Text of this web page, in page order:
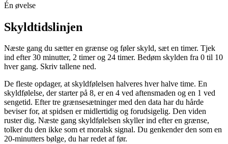
Én øvelse
Skyldtidslinjen
Næste gang du sætter en grænse og føler skyld, sæt en timer. Tjek
ind efter 30 minutter, 2 timer og 24 timer. Bedøm skylden fra 0 til 10
hver gang. Skriv tallene ned.
De fleste opdager, at skyldfølelsen halveres hver halve time. En
skyldfølelse, der starter på 8, er en 4 ved aftensmaden og en 1 ved
sengetid. Efter tre grænsesætninger med den data har du hårde
beviser for, at spidsen er midlertidig og forudsigelig. Den viden
ruster dig. Næste gang skyldfølelsen skyller ind efter en grænse,
tolker du den ikke som et moralsk signal. Du genkender den som en
20-minutters bølge, du har redet af før.